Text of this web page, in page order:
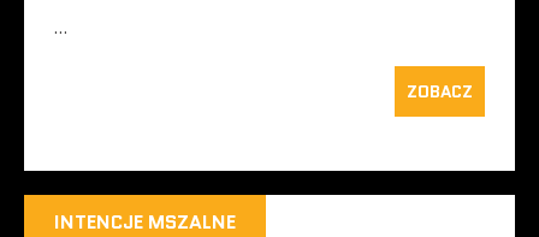
…
ZOBACZ
INTENCJE MSZALNE